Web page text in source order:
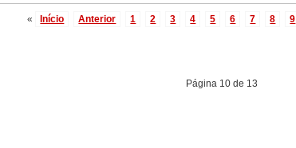
« Início Anterior 1 2 3 4 5 6 7 8 9
Página 10 de 13